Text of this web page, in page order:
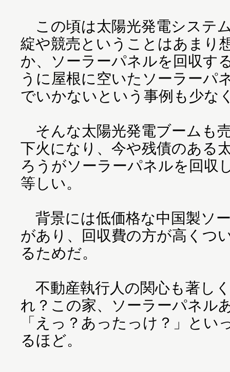
この頃は太陽光発電システ
綻や競売ということはあまり
か、ソーラーパネルを回収す
うに屋根に空いたソーラーパ
でいかないという事例も少な
そんな太陽光発電ブームも
下火になり、今や残債のある
ろうがソーラーパネルを回収
等しい。
背景には低価格な中国製ソ
があり、回収費の方が高くつ
るためだ。
不動産執行人の関心も著し
れ？この家、ソーラーパネル
「えっ？あったっけ？」とい
るほど。